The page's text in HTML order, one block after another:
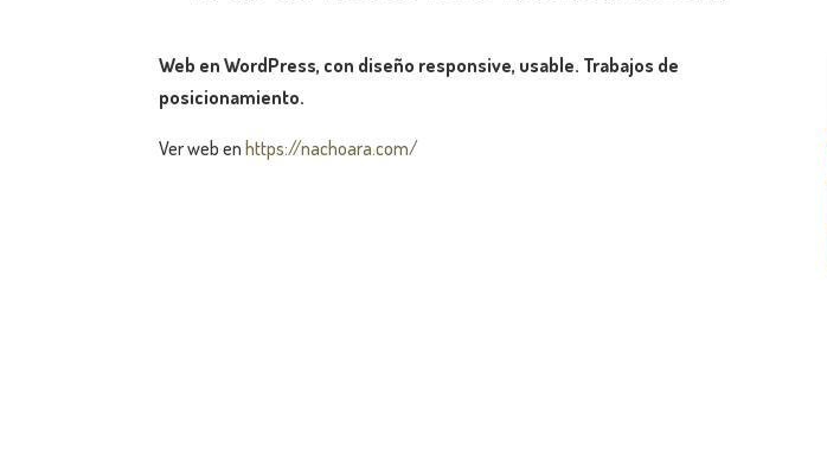
Web en WordPress, con diseño responsive, usable. Trabajos de
posicionamiento.
Ver web en https://nachoara.com/